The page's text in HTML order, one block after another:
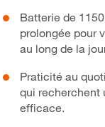
Batterie de
prolongée pour
au long de la
Praticité au
qui recherchent
efficace.